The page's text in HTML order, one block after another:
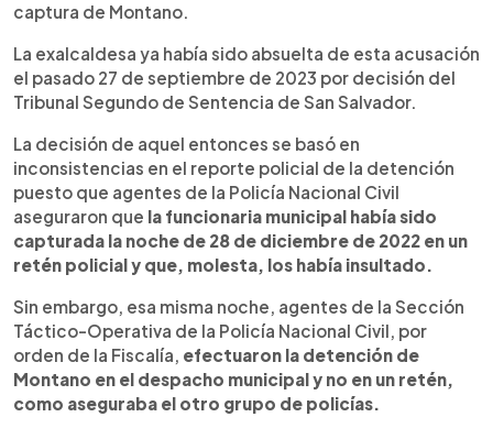
captura de Montano.
La exalcaldesa ya había sido absuelta de esta acusación
el pasado 27 de septiembre de 2023 por decisión del
Tribunal Segundo de Sentencia de San Salvador.
La decisión de aquel entonces se basó en
inconsistencias en el reporte policial de la detención
puesto que agentes de la Policía Nacional Civil
aseguraron que la funcionaria municipal había sido
capturada la noche de 28 de diciembre de 2022 en un
retén policial y que, molesta, los había insultado.
Sin embargo, esa misma noche, agentes de la Sección
Táctico-Operativa de la Policía Nacional Civil, por
orden de la Fiscalía, efectuaron la detención de
Montano en el despacho municipal y no en un retén,
como aseguraba el otro grupo de policías.